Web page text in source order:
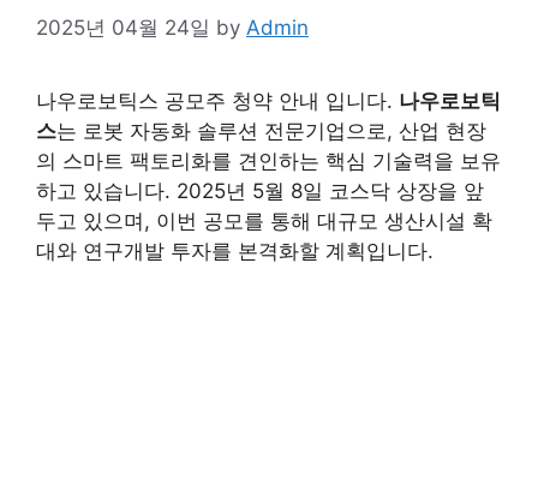
2025년 04월 24일 by Admin
나우로보틱스 공모주 청약 안내 입니다. 나우로보틱
스는 로봇 자동화 솔루션 전문기업으로, 산업 현장
의 스마트 팩토리화를 견인하는 핵심 기술력을 보유
하고 있습니다. 2025년 5월 8일 코스닥 상장을 앞
두고 있으며, 이번 공모를 통해 대규모 생산시설 확
대와 연구개발 투자를 본격화할 계획입니다.